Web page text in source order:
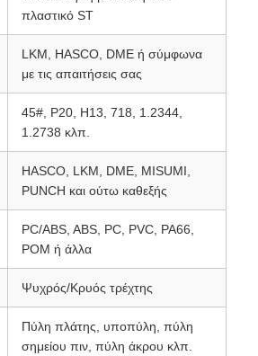
πλαστικό ST
LKM, HASCO, DME ή σύμφωνα
με τις απαιτήσεις σας
45#, P20, H13, 718, 1.2344,
1.2738 κλπ.
HASCO, LKM, DME, MISUMI,
PUNCH και ούτω καθεξής
PC/ABS, ABS, PC, PVC, PA66,
POM ή άλλα
Ψυχρός/Κρυός τρέχτης
Πύλη πλάτης, υποπύλη, πύλη
σημείου πιν, πύλη άκρου κλπ.